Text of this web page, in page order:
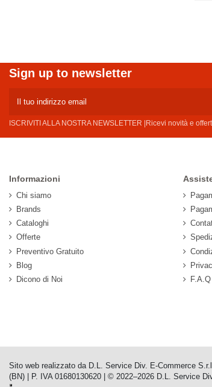
Sign up to newsletter
ISCRIVITI ALLA NOSTRA NEWSLETTER |Ricevi novità e
Informazioni
Chi siamo
Brands
Cataloghi
Offerte
Preventivo Gratuito
Blog
Dicono di Noi
F.A.Q
Sito web realizzato da D.L. Service Div. E-Commerce
(BN) | P. IVA 01680130620 | © 2022–2026 D.L. Service